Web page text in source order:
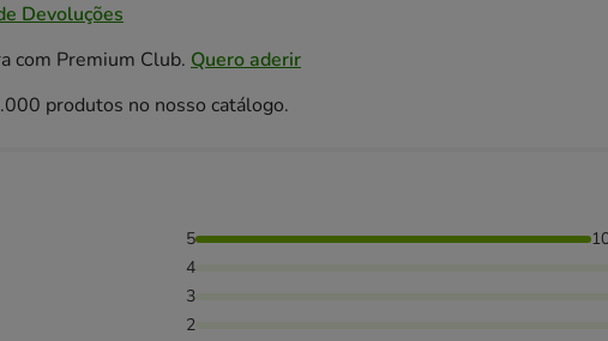
Devoluções
com Premium Club. Quero aderir
produtos no nosso catálogo.
5
4
3
2